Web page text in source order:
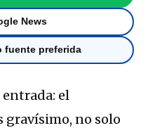
News
fuente preferida
entrada: el
gravísimo, no solo